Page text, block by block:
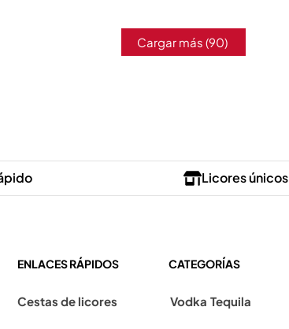
Cargar más (90)
Licores únicos
ENLACES RÁPIDOS
Cestas de licores
CATEGORÍAS
Vodka Tequila